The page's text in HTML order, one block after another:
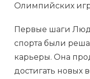
Олимпийских
Первые шаги
спорта были
карьеры. Она
достигать новых